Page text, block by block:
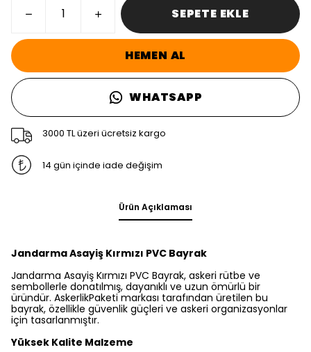
SEPETE EKLE
HEMEN AL
WHATSAPP
3000 TL üzeri ücretsiz kargo
14 gün içinde iade değişim
Ürün Açıklaması
Jandarma Asayiş Kırmızı PVC Bayrak
Jandarma Asayiş Kırmızı PVC Bayrak, askeri rütbe ve
sembollerle donatılmış, dayanıklı ve uzun ömürlü bir
üründür. AskerlikPaketi markası tarafından üretilen bu
bayrak, özellikle güvenlik güçleri ve askeri organizasyonlar
için tasarlanmıştır.
Yüksek Kalite Malzeme